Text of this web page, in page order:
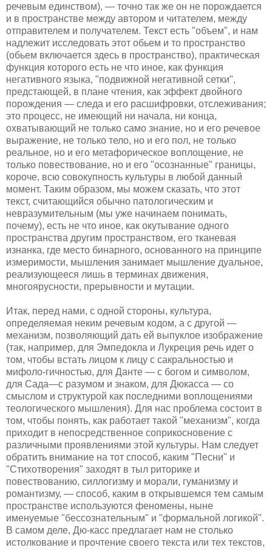
речевым единством), — точно так же он не порождается
и в пространстве между автором и читателем, между
отправителем и получателем. Текст есть "объем", и нам
надлежит исследовать этот обьем и то пространство
(обьем включается здесь в пространство), практическая
функция которого есть не что иное, как функция
негативного языка, "подвижной негативной сетки",
предстающей, в плане чтения, как эффект двойного
порождения — следа и его расшифровки, отслеживания;
это процесс, не имеющий ни начала, ни конца,
охватывающий не только само знание, но и его речевое
выражение, не только тело, но и его пол, не только
реальное, но и его метафорическое воплощение, не
только повествование, но и его "осознанные" границы,
короче, всю совокупность культуры в любой данный
момент. Таким образом, мы можем сказать, что этот
текст, считающийся обычно патологическим и
невразумительным (мы уже начинаем понимать,
почему), есть не что иное, как окутывание одного
пространства другим пространством, его тканевая
изнанка, где место бинарного, основанного на принципе
измеримости, мышления занимает мышление дуальное,
реализующееся лишь в терминах движения,
многоярусности, прерывности и мутации.
Итак, перед нами, с одной стороны, культура,
определяемая неким речевым кодом, а с другой —
механизм, позволяющий дать ей выпуклое изображение
(так, например, для Эмпедокла и Лукреция речь идет о
том, чтобы встать лицом к лицу с сакральностью и
мифоло-гичностью, для Данте — с богом и символом,
для Сада—с разумом и знаком, для Дюкасса — со
смыслом и структурой как последними воплощениями
теологического мышления). Для нас проблема состоит в
том, чтобы понять, как работает такой "механизм", когда
приходит в непосредственное соприкосновение с
различными проявлениями этой культуры. Нам следует
обратить внимание на тот способ, каким "Песни" и
"Стихотворения" заходят в тыл риторике и
повествованию, силлогизму и морали, гуманизму и
романтизму, — способ, каким в открывшемся тем самым
пространстве используются феномены, ныне
именуемые "бессознательным" и "формальной логикой".
В самом деле, Дю-касс предлагает нам не столько
истолкование и прочтение своего текста или тех текстов,